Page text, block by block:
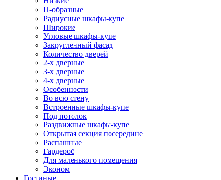
П-образные
Радиусные шкафы-купе
Широкие
Угловые шкафы-купе
Закругленный фасад
Количество дверей
2-х дверные
3-х дверные
4-х дверные
Особенности
Во всю стену
Встроенные шкафы-купе
Под потолок
Раздвижные шкафы-купе
Открытая секция посередине
Распашные
Гардероб
Для маленького помещения
Эконом
Гостиные